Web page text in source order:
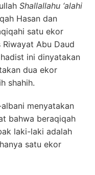
Shallallahu ‘alahi
Hasan dan
satu ekor
Abu Daud
ini dinyatakan
dua ekor
shahih.
menyatakan
bahwa beraqiqah
laki-laki adalah
satu ekor